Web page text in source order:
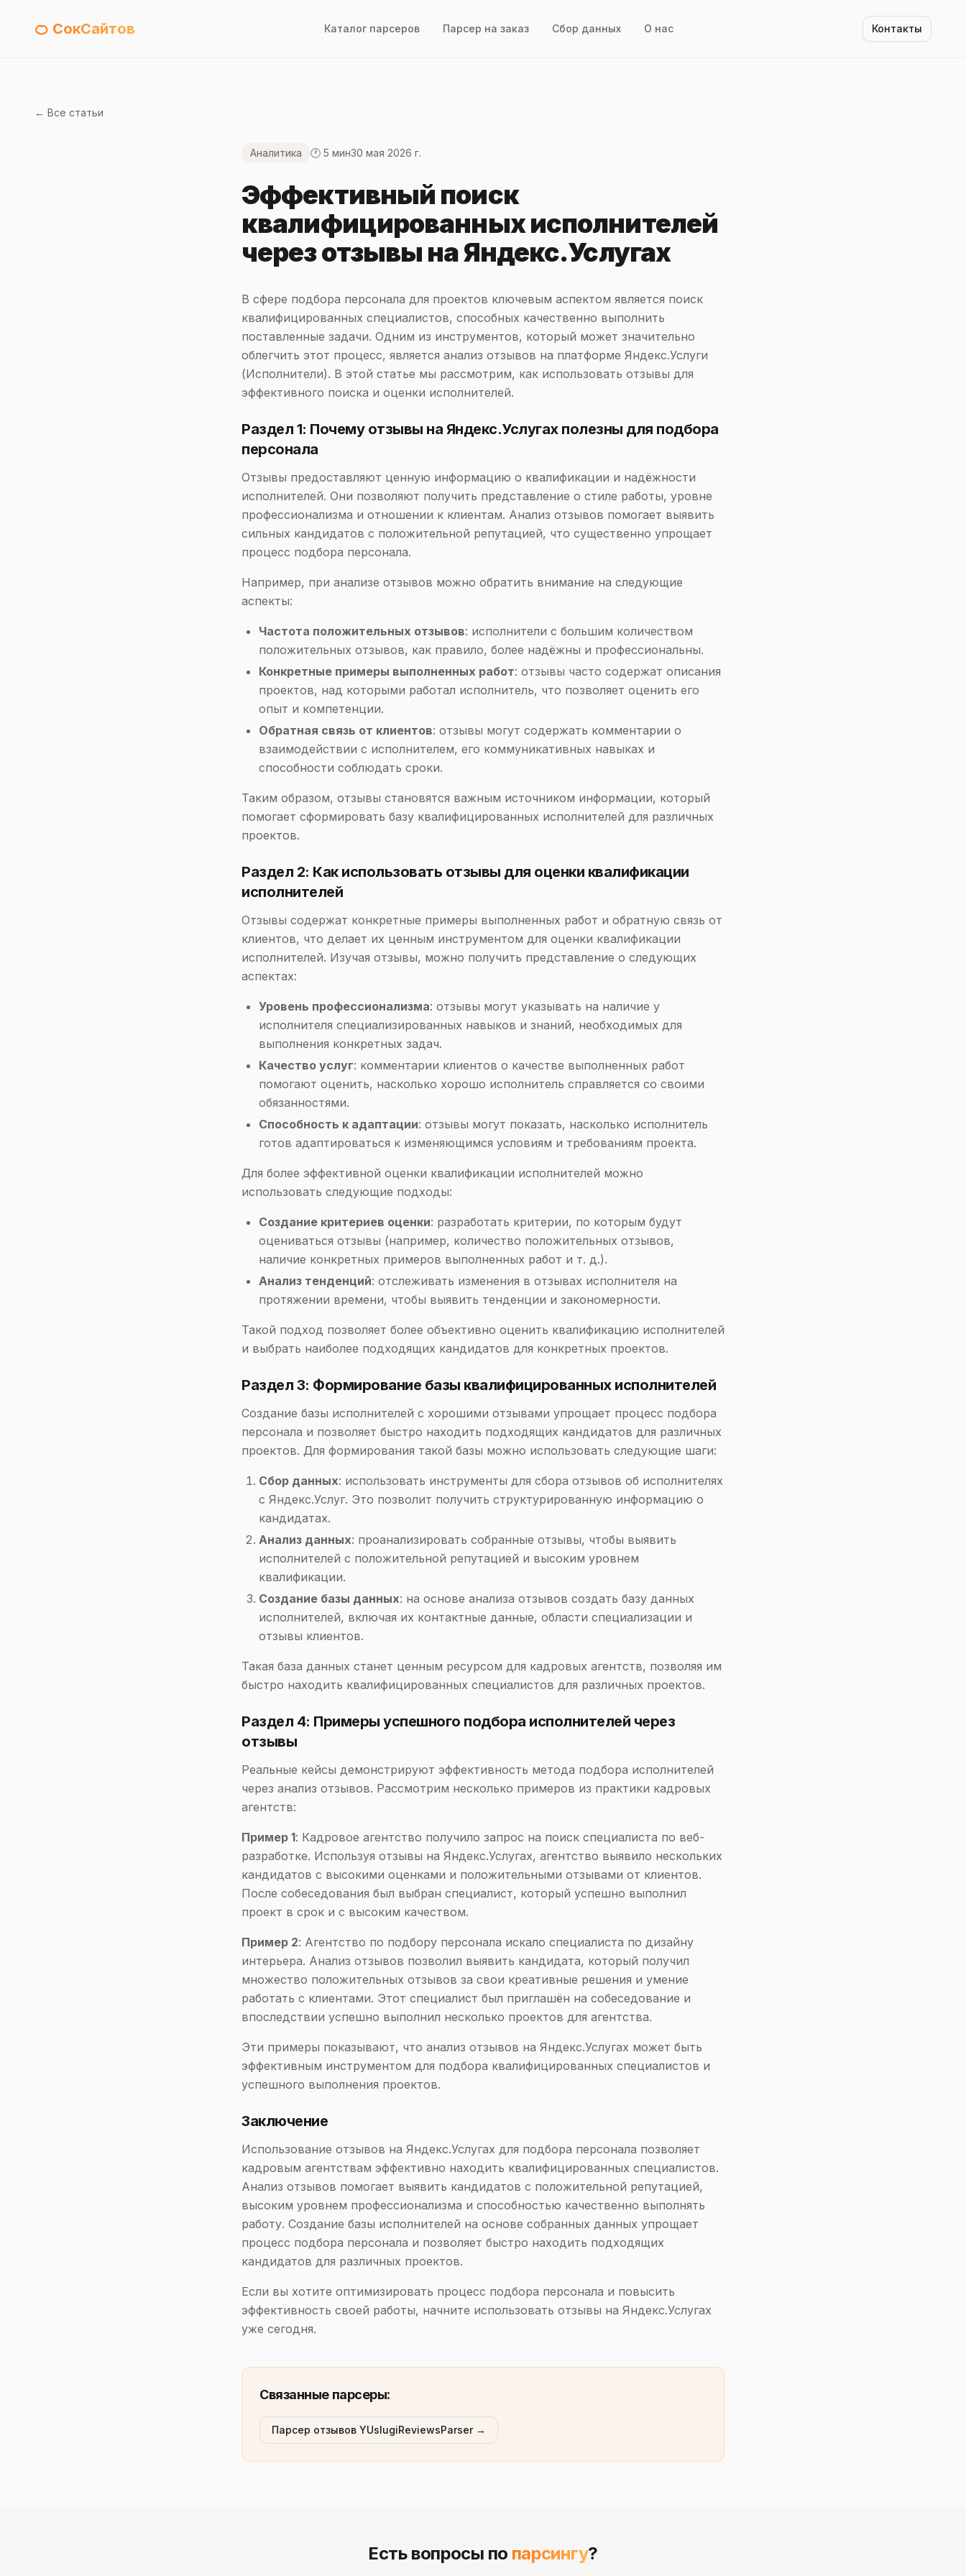
🍊 СокСайтов Каталог парсеров Парсер на заказ Сбор данных О нас Контакты
← Все статьи
Аналитика 🕐 5 мин30 мая 2026 г.
Эффективный поиск
квалифицированных исполнителей
через отзывы на Яндекс.Услугах
В сфере подбора персонала для проектов ключевым аспектом является поиск
квалифицированных специалистов, способных качественно выполнить
поставленные задачи. Одним из инструментов, который может значительно
облегчить этот процесс, является анализ отзывов на платформе Яндекс.Услуги
(Исполнители). В этой статье мы рассмотрим, как использовать отзывы для
эффективного поиска и оценки исполнителей.
Раздел 1: Почему отзывы на Яндекс.Услугах полезны для подбора
персонала
Отзывы предоставляют ценную информацию о квалификации и надёжности
исполнителей. Они позволяют получить представление о стиле работы, уровне
профессионализма и отношении к клиентам. Анализ отзывов помогает выявить
сильных кандидатов с положительной репутацией, что существенно упрощает
процесс подбора персонала.
Например, при анализе отзывов можно обратить внимание на следующие
аспекты:
Частота положительных отзывов: исполнители с большим количеством
положительных отзывов, как правило, более надёжны и профессиональны.
Конкретные примеры выполненных работ: отзывы часто содержат описания
проектов, над которыми работал исполнитель, что позволяет оценить его
опыт и компетенции.
Обратная связь от клиентов: отзывы могут содержать комментарии о
взаимодействии с исполнителем, его коммуникативных навыках и
способности соблюдать сроки.
Таким образом, отзывы становятся важным источником информации, который
помогает сформировать базу квалифицированных исполнителей для различных
проектов.
Раздел 2: Как использовать отзывы для оценки квалификации
исполнителей
Отзывы содержат конкретные примеры выполненных работ и обратную связь от
клиентов, что делает их ценным инструментом для оценки квалификации
исполнителей. Изучая отзывы, можно получить представление о следующих
аспектах:
Уровень профессионализма: отзывы могут указывать на наличие у
исполнителя специализированных навыков и знаний, необходимых для
выполнения конкретных задач.
Качество услуг: комментарии клиентов о качестве выполненных работ
помогают оценить, насколько хорошо исполнитель справляется со своими
обязанностями.
Способность к адаптации: отзывы могут показать, насколько исполнитель
готов адаптироваться к изменяющимся условиям и требованиям проекта.
Для более эффективной оценки квалификации исполнителей можно
использовать следующие подходы:
Создание критериев оценки: разработать критерии, по которым будут
оцениваться отзывы (например, количество положительных отзывов,
наличие конкретных примеров выполненных работ и т. д.).
Анализ тенденций: отслеживать изменения в отзывах исполнителя на
протяжении времени, чтобы выявить тенденции и закономерности.
Такой подход позволяет более объективно оценить квалификацию исполнителей
и выбрать наиболее подходящих кандидатов для конкретных проектов.
Раздел 3: Формирование базы квалифицированных исполнителей
Создание базы исполнителей с хорошими отзывами упрощает процесс подбора
персонала и позволяет быстро находить подходящих кандидатов для различных
проектов. Для формирования такой базы можно использовать следующие шаги:
Сбор данных: использовать инструменты для сбора отзывов об исполнителях
с Яндекс.Услуг. Это позволит получить структурированную информацию о
кандидатах.
Анализ данных: проанализировать собранные отзывы, чтобы выявить
исполнителей с положительной репутацией и высоким уровнем
квалификации.
Создание базы данных: на основе анализа отзывов создать базу данных
исполнителей, включая их контактные данные, области специализации и
отзывы клиентов.
Такая база данных станет ценным ресурсом для кадровых агентств, позволяя им
быстро находить квалифицированных специалистов для различных проектов.
Раздел 4: Примеры успешного подбора исполнителей через
отзывы
Реальные кейсы демонстрируют эффективность метода подбора исполнителей
через анализ отзывов. Рассмотрим несколько примеров из практики кадровых
агентств:
Пример 1: Кадровое агентство получило запрос на поиск специалиста по веб-
разработке. Используя отзывы на Яндекс.Услугах, агентство выявило нескольких
кандидатов с высокими оценками и положительными отзывами от клиентов.
После собеседования был выбран специалист, который успешно выполнил
проект в срок и с высоким качеством.
Пример 2: Агентство по подбору персонала искало специалиста по дизайну
интерьера. Анализ отзывов позволил выявить кандидата, который получил
множество положительных отзывов за свои креативные решения и умение
работать с клиентами. Этот специалист был приглашён на собеседование и
впоследствии успешно выполнил несколько проектов для агентства.
Эти примеры показывают, что анализ отзывов на Яндекс.Услугах может быть
эффективным инструментом для подбора квалифицированных специалистов и
успешного выполнения проектов.
Заключение
Использование отзывов на Яндекс.Услугах для подбора персонала позволяет
кадровым агентствам эффективно находить квалифицированных специалистов.
Анализ отзывов помогает выявить кандидатов с положительной репутацией,
высоким уровнем профессионализма и способностью качественно выполнять
работу. Создание базы исполнителей на основе собранных данных упрощает
процесс подбора персонала и позволяет быстро находить подходящих
кандидатов для различных проектов.
Если вы хотите оптимизировать процесс подбора персонала и повысить
эффективность своей работы, начните использовать отзывы на Яндекс.Услугах
уже сегодня.
Связанные парсеры:
Парсер отзывов YUslugiReviewsParser →
Есть вопросы по парсингу?